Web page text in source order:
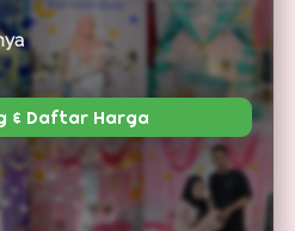
& Daftar Harga